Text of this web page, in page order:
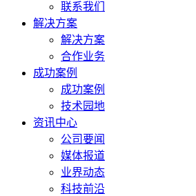
联系我们
解决方案
解决方案
合作业务
成功案例
成功案例
技术园地
资讯中心
公司要闻
媒体报道
业界动态
科技前沿